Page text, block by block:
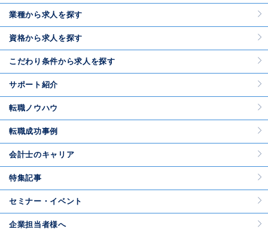
業種から求人を探す
資格から求人を探す
こだわり条件から求人を探す
サポート紹介
転職ノウハウ
転職成功事例
会計士のキャリア
特集記事
セミナー・イベント
企業担当者様へ